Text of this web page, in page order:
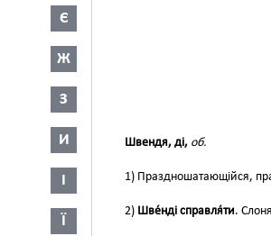
Є
Ж
З
И
І
Ї
Швендя, ді, об.
1) Праздношатающійся,
2) Шве́нді справля́ти.